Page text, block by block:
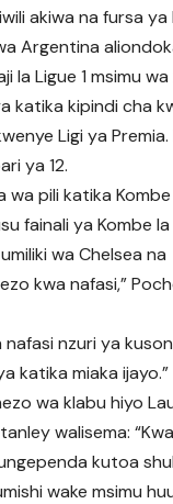
akiwa na fursa
Argentina
la Ligue 1 msimu wa
katika kipindi cha
Ligi ya
ya 12.
wa pili katika Kombe
fainali ya Kombe la
wa Chelsea na
kwa nafasi,”
nafasi nzuri ya
katika miaka ijayo.”
wa klabu hiyo
walisema:
kutoa
wake msimu